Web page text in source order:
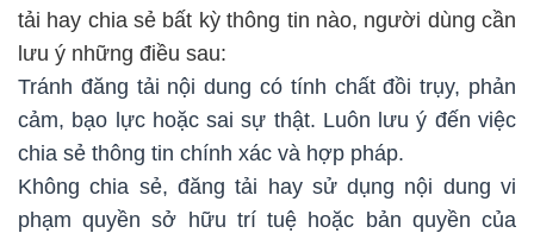
tải hay chia sẻ bất kỳ thông tin nào, người dùng cần
lưu ý những điều sau:
Tránh đăng tải nội dung có tính chất đồi trụy, phản
cảm, bạo lực hoặc sai sự thật. Luôn lưu ý đến việc
chia sẻ thông tin chính xác và hợp pháp.
Không chia sẻ, đăng tải hay sử dụng nội dung vi
phạm quyền sở hữu trí tuệ hoặc bản quyền của